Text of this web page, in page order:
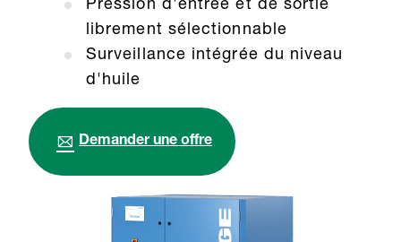
Pression d'entrée et de sortie
librement sélectionnable
Surveillance intégrée du niveau
d'huile
Demander une offre